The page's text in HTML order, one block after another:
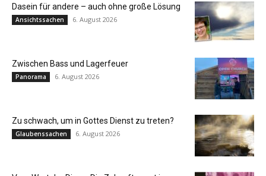
Dasein für andere – auch ohne große Lösung
Ansichtssachen 6. August 2026
Zwischen Bass und Lagerfeuer
Panorama 6. August 2026
Zu schwach, um in Gottes Dienst zu treten?
Glaubenssachen 6. August 2026